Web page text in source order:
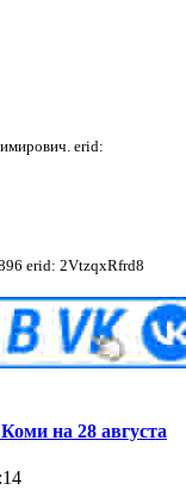
erid:
erid: 2VtzqxRfrd8
на 28 августа